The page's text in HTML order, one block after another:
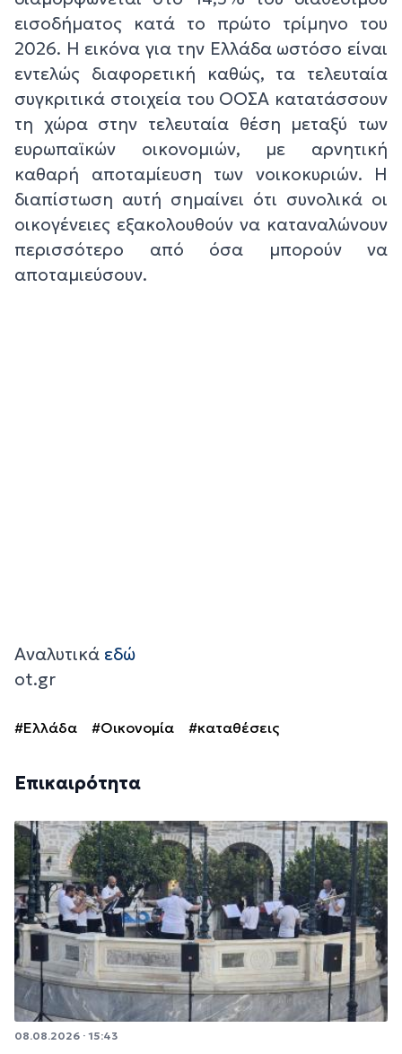
εισοδήματος κατά το πρώτο τρίμηνο του
2026. Η εικόνα για την Ελλάδα ωστόσο είναι
εντελώς διαφορετική καθώς, τα τελευταία
συγκριτικά στοιχεία του ΟΟΣΑ κατατάσσουν
τη χώρα στην τελευταία θέση μεταξύ των
ευρωπαϊκών οικονομιών, με αρνητική
καθαρή αποταμίευση των νοικοκυριών. Η
διαπίστωση αυτή σημαίνει ότι συνολικά οι
οικογένειες εξακολουθούν να καταναλώνουν
περισσότερο από όσα μπορούν να
αποταμιεύσουν.
Αναλυτικά εδώ
ot.gr
#Ελλάδα #Οικονομία #καταθέσεις
Επικαιρότητα
08.08.2026 · 15:43